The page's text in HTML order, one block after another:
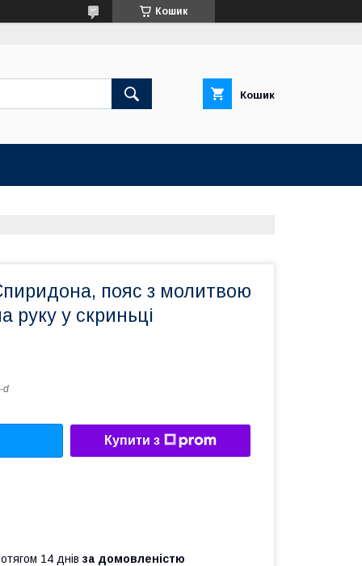
Кошик
Кошик
пояс з молитвою
руку у скриньці
d
Купити з
14 днів за домовленістю